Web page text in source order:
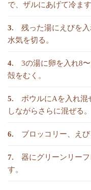
で、ザルにあげて冷ます
残った湯にえびを
水気を切る。
3の湯に卵を入れ8
殻をむく。
ボウルにAを入れ混
しながらさらに混ぜる。
ブロッコリー、え
器にグリーンリー
す。